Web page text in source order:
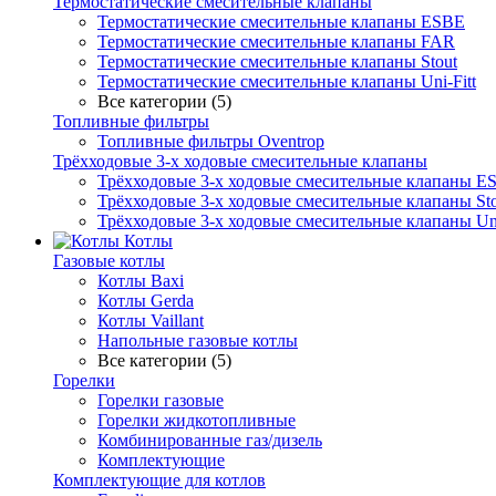
Термостатические смесительные клапаны ESBE
Термостатические смесительные клапаны FAR
Термостатические смесительные клапаны Stout
Термостатические смесительные клапаны Uni-Fitt
Все категории (5)
Топливные фильтры
Топливные фильтры Oventrop
Трёхходовые 3-х ходовые смесительные клапаны
Трёхходовые 3-х ходовые смесительные клапаны
Трёхходовые 3-х ходовые смесительные клапаны
Трёхходовые 3-х ходовые смесительные клапаны
Котлы
Газовые котлы
Котлы Baxi
Котлы Gerda
Котлы Vaillant
Напольные газовые котлы
Все категории (5)
Горелки
Горелки газовые
Горелки жидкотопливные
Комбинированные газ/дизель
Комплектующие
Комплектующие для котлов